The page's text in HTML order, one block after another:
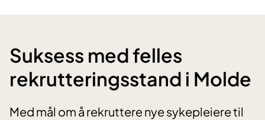
Suksess med felles
rekrutteringsstand i Molde
Med mål om å rekruttere nye sykepleiere til